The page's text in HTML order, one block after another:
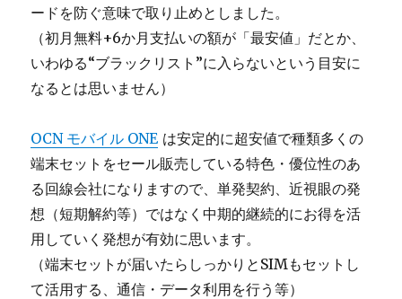
ードを防ぐ意味で取り止めとしました。
（初月無料+6か月支払いの額が「最安値」だとか、
いわゆる“ブラックリスト”に入らないという目安に
なるとは思いません）
OCN モバイル ONE は安定的に超安値で種類多くの
端末セットをセール販売している特色・優位性のあ
る回線会社になりますので、単発契約、近視眼の発
想（短期解約等）ではなく中期的継続的にお得を活
用していく発想が有効に思います。
（端末セットが届いたらしっかりとSIMもセットし
て活用する、通信・データ利用を行う等）